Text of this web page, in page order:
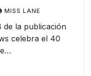
MISS LANE
de la publicación
celebra el 40